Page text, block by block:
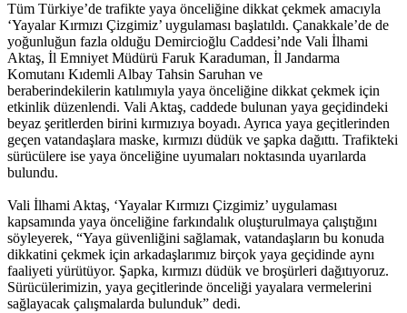
Tüm Türkiye’de trafikte yaya önceliğine dikkat çekmek amacıyla
‘Yayalar Kırmızı Çizgimiz’ uygulaması başlatıldı. Çanakkale’de de
yoğunluğun fazla olduğu Demircioğlu Caddesi’nde Vali İlhami
Aktaş, İl Emniyet Müdürü Faruk Karaduman, İl Jandarma
Komutanı Kıdemli Albay Tahsin Saruhan ve
beraberindekilerin katılımıyla yaya önceliğine dikkat çekmek için
etkinlik düzenlendi. Vali Aktaş, caddede bulunan yaya geçidindeki
beyaz şeritlerden birini kırmızıya boyadı. Ayrıca yaya geçitlerinden
geçen vatandaşlara maske, kırmızı düdük ve şapka dağıttı. Trafikteki
sürücülere ise yaya önceliğine uyumaları noktasında uyarılarda
bulundu.
Vali İlhami Aktaş, ‘Yayalar Kırmızı Çizgimiz’ uygulaması
kapsamında yaya önceliğine farkındalık oluşturulmaya çalıştığını
söyleyerek, “Yaya güvenliğini sağlamak, vatandaşların bu konuda
dikkatini çekmek için arkadaşlarımız birçok yaya geçidinde aynı
faaliyeti yürütüyor. Şapka, kırmızı düdük ve broşürleri dağıtıyoruz.
Sürücülerimizin, yaya geçitlerinde önceliği yayalara vermelerini
sağlayacak çalışmalarda bulunduk” dedi.